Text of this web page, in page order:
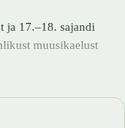
ja 17.–18. sajandi
muusikaelust
ja teatris ning eesti
muusikaloost,
„Eesti